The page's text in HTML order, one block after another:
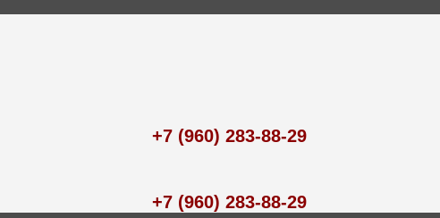
+7 (960) 283-88-29
+7 (960) 283-88-29